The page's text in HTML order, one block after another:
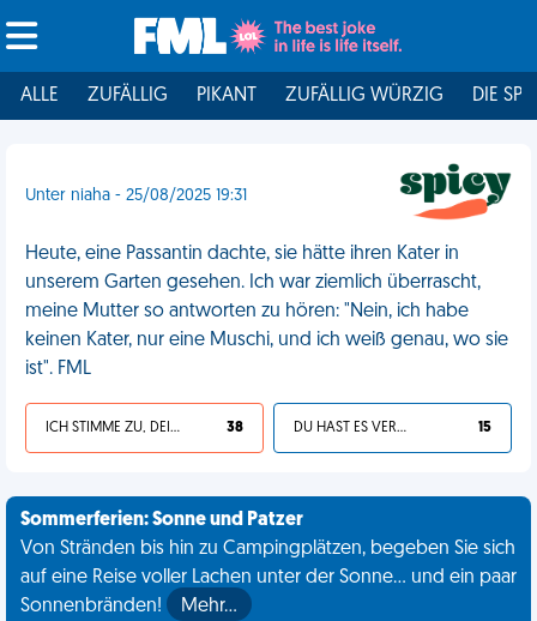
ALLE ZUFÄLLIG PIKANT ZUFÄLLIG WÜRZIG DIE
Unter niaha - 25/08/2025 19:31
Heute, eine Passantin dachte, sie hätte ihren Kater in
unserem Garten gesehen. Ich war ziemlich überrascht,
meine Mutter so antworten zu hören: "Nein, ich habe
keinen Kater, nur eine Muschi, und ich weiß genau, wo sie
ist". FML
ICH STIMME ZU, DEIN LEBEN IST SCHEISSE 38 DU HAST ES VERDIENT 15
Sommerferien: Sonne und Patzer
Von Stränden bis hin zu Campingplätzen, begeben Sie sich
auf eine Reise voller Lachen unter der Sonne... und ein paar
Sonnenbränden!
Mehr…